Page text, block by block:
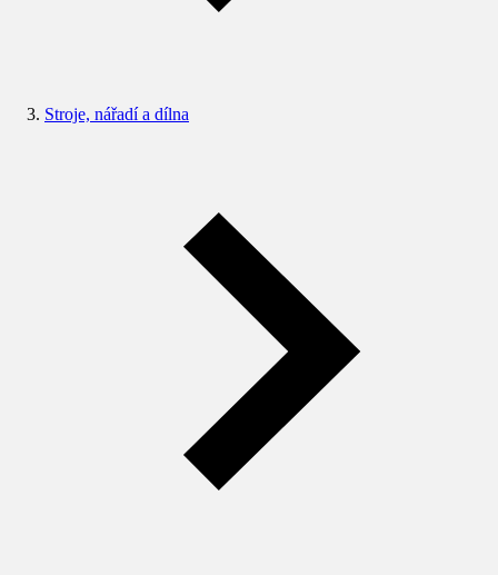
Stroje, nářadí a dílna